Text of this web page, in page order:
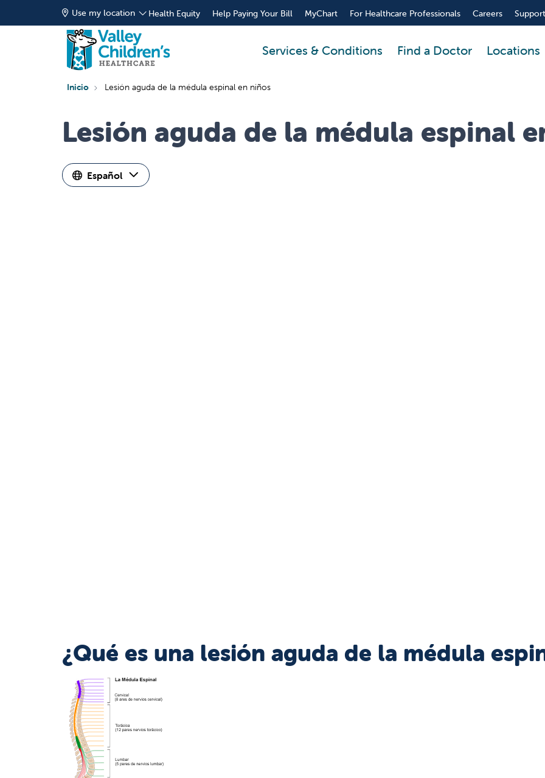
Use my location Health Equity Help Paying Your Bill MyChart For Healthcare Professionals Careers
Services & Conditions Find a Doctor Locations
Inicio Lesión aguda de la médula espinal en niños
Lesión aguda de la médula espinal
Español
¿Qué es una lesión aguda de la médula